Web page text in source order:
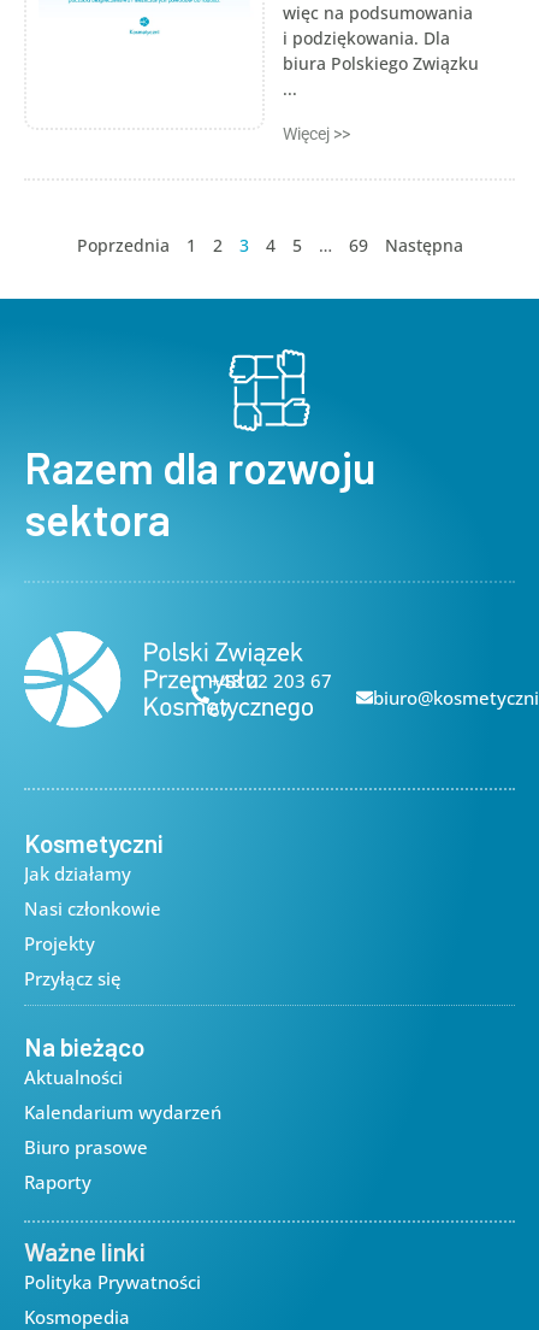
więc na podsumowania
i podziękowania. Dla
biura Polskiego Związku
...
Więcej >>
Poprzednia 1 2 3 4 5 … 69 Następna
Razem dla rozwoju
sektora
+48 22 203 67
67
Kosmetyczni
Jak działamy
Nasi członkowie
Projekty
Przyłącz się
Na bieżąco
Aktualności
Kalendarium wydarzeń
Biuro prasowe
Raporty
Ważne linki
Polityka Prywatności
Kosmopedia